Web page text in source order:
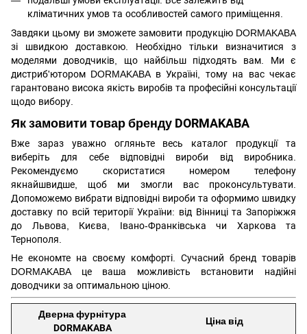
кліматичних умов та особливостей самого приміщення.
Завдяки цьому ви зможете замовити продукцію DORMAKABA
зі швидкою доставкою. Необхідно тільки визначитися з
моделями доводчиків, що найбільш підходять вам. Ми є
дистриб'ютором DORMAKABA в Україні, тому на вас чекає
гарантовано висока якість виробів та професійні консультації
щодо вибору.
Як замовити товар бренду DORMAKABA
Вже зараз уважно огляньте весь каталог продукції та
виберіть для себе відповідні вироби від виробника.
Рекомендуємо скористатися номером телефону
якнайшвидше, щоб ми змогли вас проконсультувати.
Допоможемо вибрати відповідні вироби та оформимо швидку
доставку по всій території України: від Вінниці та Запоріжжя
до Львова, Києва, Івано-Франківська чи Харкова та
Тернополя.
Не економте на своєму комфорті. Сучасний бренд товарів
DORMAKABA це ваша можливість встановити надійні
доводчики за оптимальною ціною.
Дверна фурнітура
DORMAKABA
Ціна від